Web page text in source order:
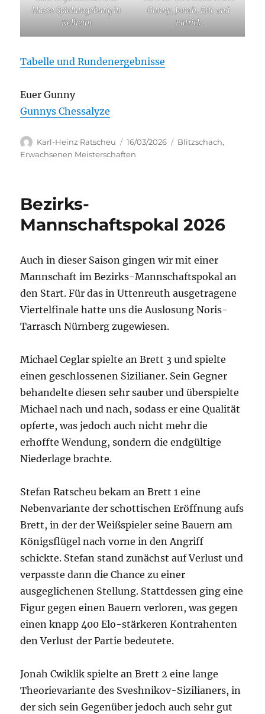
klasse Spielumgebung in
Kelheim
Gunny, Jonah, Eric und
Patrick
Tabelle und Rundenergebnisse
Euer Gunny
Gunnys Chessalyze
Autor
Karl-Heinz Ratscheu
Veröffentlicht
am
16/03/2026 Kategorien
Blitzschach,
Erwachsenen Meisterschaften
Bezirks-
Mannschaftspokal 2026
Auch in dieser Saison gingen wir mit einer
Mannschaft im Bezirks-Mannschaftspokal an
den Start. Für das in Uttenreuth ausgetragene
Viertelfinale hatte uns die Auslosung Noris-
Tarrasch Nürnberg zugewiesen.
Michael Ceglar spielte an Brett 3 und spielte
einen geschlossenen Sizilianer. Sein Gegner
behandelte diesen sehr sauber und überspielte
Michael nach und nach, sodass er eine Qualität
opferte, was jedoch auch nicht mehr die
erhoffte Wendung, sondern die endgültige
Niederlage brachte.
Stefan Ratscheu bekam an Brett 1 eine
Nebenvariante der schottischen Eröffnung aufs
Brett, in der der Weißspieler seine Bauern am
Königsflügel nach vorne in den Angriff
schickte. Stefan stand zunächst auf Verlust und
verpasste dann die Chance zu einer
ausgeglichenen Stellung. Stattdessen ging eine
Figur gegen einen Bauern verloren, was gegen
einen knapp 400 Elo-stärkeren Kontrahenten
den Verlust der Partie bedeutete.
Jonah Cwiklik spielte an Brett 2 eine lange
Theorievariante des Sveshnikov-Sizilianers, in
der sich sein Gegenüber jedoch auch sehr gut